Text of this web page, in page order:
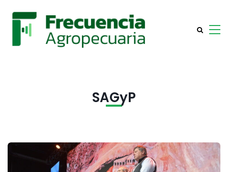
SAGyP